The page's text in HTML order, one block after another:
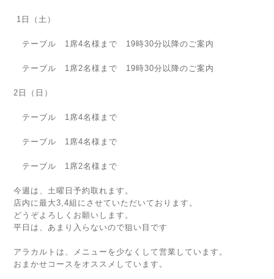
1日（土）
テーブル 1席4名様まで 19時30分以降のご案内
テーブル 1席2名様まで 19時30分以降のご案内
2日（日）
テーブル 1席4名様まで
テーブル 1席4名様まで
テーブル 1席2名様まで
今週は、土曜日予約取れます。
店内に最大3,4組にさせていただいております。
どうぞよろしくお願いします。
平日は、あまり入らないので狙い目です
アラカルトは、メニューを少なくして営業しています。
おまかせコースをオススメしています。